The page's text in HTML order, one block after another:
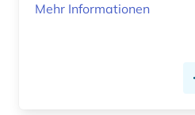
Mehr Informationen